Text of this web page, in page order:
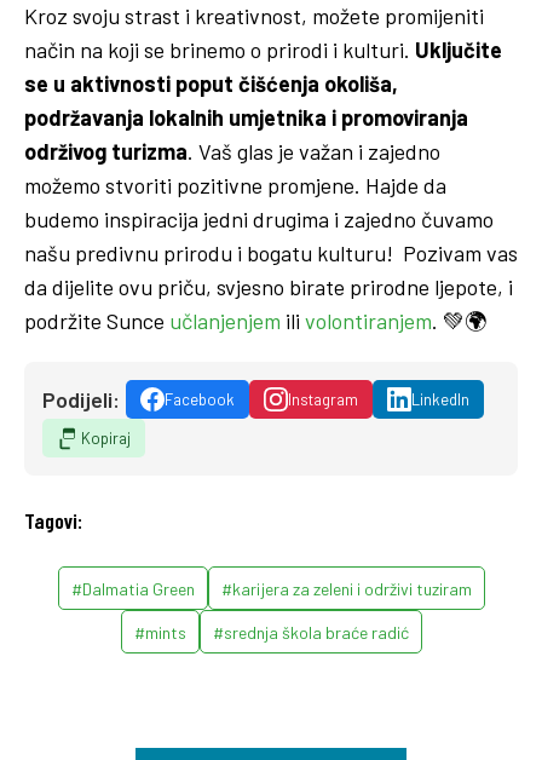
Kroz svoju strast i kreativnost, možete promijeniti
način na koji se brinemo o prirodi i kulturi. Uključite
se u aktivnosti poput čišćenja okoliša,
podržavanja lokalnih umjetnika i promoviranja
održivog turizma. Vaš glas je važan i zajedno
možemo stvoriti pozitivne promjene. Hajde da
budemo inspiracija jedni drugima i zajedno čuvamo
našu predivnu prirodu i bogatu kulturu! Pozivam vas
da dijelite ovu priču, svjesno birate prirodne ljepote, i
podržite Sunce učlanjenjem ili volontiranjem. 💚🌍
Podijeli: Facebook Instagram
LinkedIn
Kopiraj
Tagovi:
#Dalmatia Green #karijera za zeleni i održivi tuziram
#mints #srednja škola braće radić